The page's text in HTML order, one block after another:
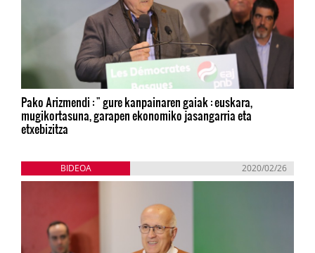
Pako Arizmendi : " gure kanpainaren gaiak : euskara,
mugikortasuna, garapen ekonomiko jasangarria eta
etxebizitza
BIDEOA 2020/02/26